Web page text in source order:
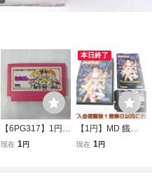
【6PG317】1円ス
タート ゲームソフ
現在 1円
本日終了
【1円】MD 餓狼
伝説 ゲームソフト
現在 1円